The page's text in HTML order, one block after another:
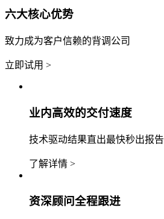
六大核心优势
致力成为客户信赖的背调公司
立即试用 >
业内高效的交付速度
技术驱动结果直出最快秒出报告
了解详情 >
资深顾问全程跟进